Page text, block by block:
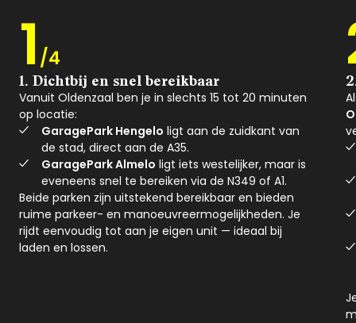
1 /4
1. Dichtbij en snel bereikbaar
Vanuit Oldenzaal ben je in slechts 15 tot 20 minuten
op locatie:
GaragePark Hengelo ligt aan de zuidkant van
de stad, direct aan de A35.
GaragePark Almelo ligt iets westelijker, maar is
eveneens snel te bereiken via de N349 of A1.
Beide parken zijn uitstekend bereikbaar en bieden
ruime parkeer- en manoeuvreermogelijkheden. Je
rijdt eenvoudig tot aan je eigen unit — ideaal bij
laden en lossen.